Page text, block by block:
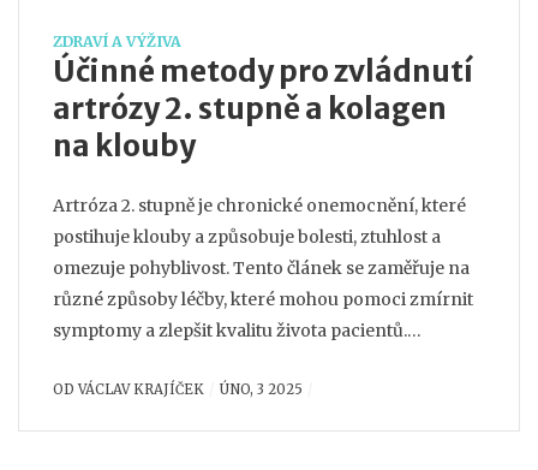
ZDRAVÍ A VÝŽIVA
Účinné metody pro zvládnutí
artrózy 2. stupně a kolagen
na klouby
Artróza 2. stupně je chronické onemocnění, které
postihuje klouby a způsobuje bolesti, ztuhlost a
omezuje pohyblivost. Tento článek se zaměřuje na
různé způsoby léčby, které mohou pomoci zmírnit
symptomy a zlepšit kvalitu života pacientů.
představujeme přirozené a farmakologické terapie
ODVÁCLAV KRAJÍČEK ÚNO, 3 2025